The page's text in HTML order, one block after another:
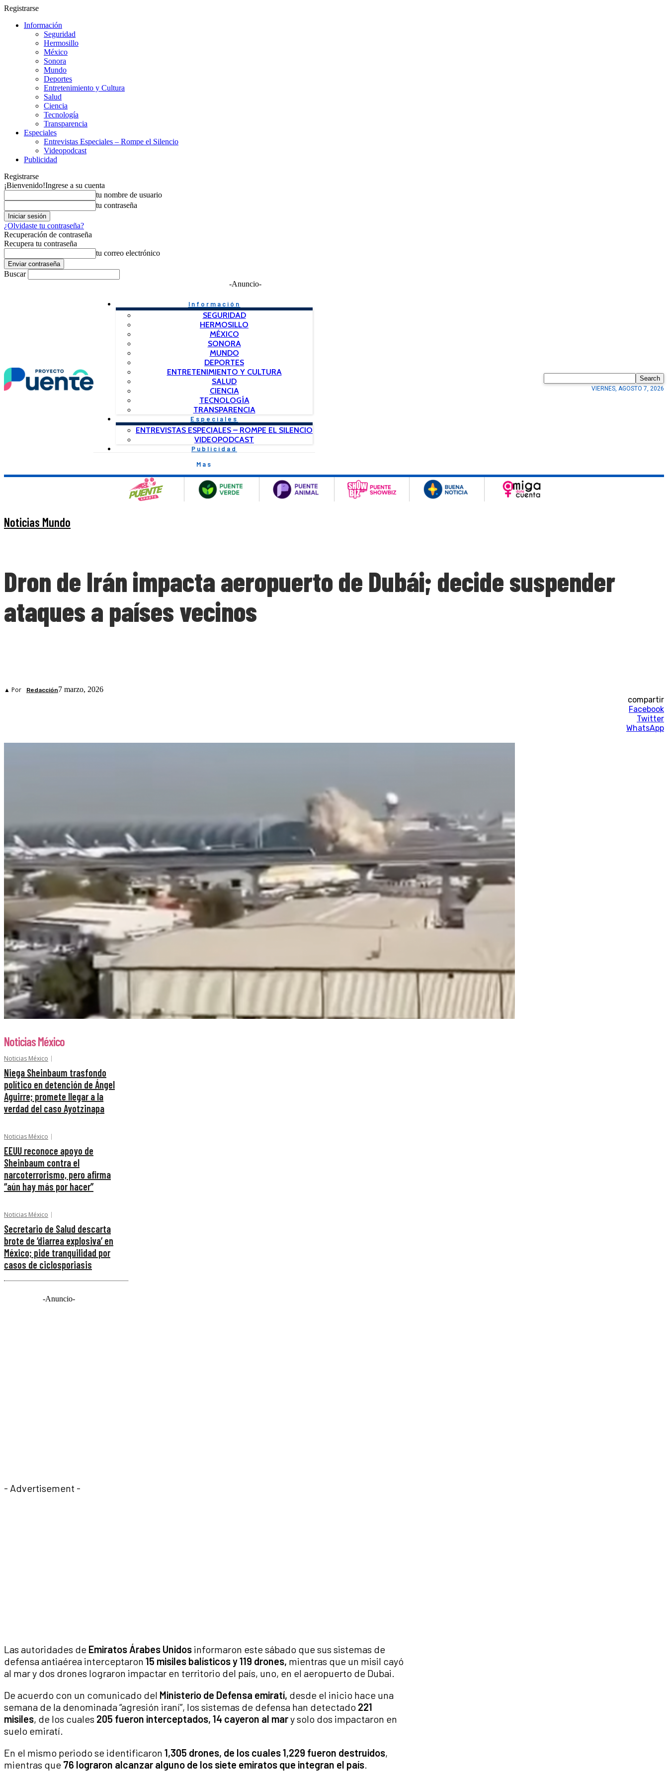
Registrarse
Información
Seguridad
Hermosillo
México
Sonora
Mundo
Deportes
Entretenimiento y Cultura
Salud
Ciencia
Tecnología
Transparencia
Especiales
Entrevistas Especiales – Rompe el Silencio
Videopodcast
Publicidad
Registrarse
¡Bienvenido!Ingrese a su cuenta
tu nombre de usuario
tu contraseña
¿Olvidaste tu contraseña?
Recuperación de contraseña
Recupera tu contraseña
tu correo electrónico
Buscar
-Anuncio-
Información
SEGURIDAD
HERMOSILLO
MÉXICO
SONORA
MUNDO
DEPORTES
ENTRETENIMIENTO Y CULTURA
SALUD
CIENCIA
TECNOLOGÍA
TRANSPARENCIA
Especiales
ENTREVISTAS ESPECIALES – ROMPE EL SILENCIO
VIDEOPODCAST
Publicidad
Mas
Search
VIERNES, AGOSTO 7, 2026
Noticias Mundo
Dron de Irán impacta aeropuerto de Dubái; decide suspender
ataques a países vecinos
▲ Por Redacción7 marzo, 2026
compartir
Facebook
Twitter
WhatsApp
Noticias México
Noticias México
Niega Sheinbaum trasfondo
político en detención de Ángel
Aguirre; promete llegar a la
verdad del caso Ayotzinapa
Noticias México
EEUU reconoce apoyo de
Sheinbaum contra el
narcoterrorismo, pero afirma
“aún hay más por hacer”
Noticias México
Secretario de Salud descarta
brote de ‘diarrea explosiva’ en
México; pide tranquilidad por
casos de ciclosporiasis
-Anuncio-
- Advertisement -
Las autoridades de Emiratos Árabes Unidos informaron este sábado que sus sistemas de
defensa antiaérea interceptaron 15 misiles balísticos y 119 drones, mientras que un misil cayó
al mar y dos drones lograron impactar en territorio del país, uno, en el aeropuerto de Dubai.
De acuerdo con un comunicado del Ministerio de Defensa emiratí, desde el inicio hace una
semana de la denominada “agresión iraní”, los sistemas de defensa han detectado 221
misiles, de los cuales 205 fueron interceptados, 14 cayeron al mary solo dos impactaron en
suelo emiratí.
En el mismo periodo se identificaron 1,305 drones, de los cuales 1,229 fueron destruidos,
mientras que 76 lograron alcanzar alguno de los siete emiratos que integran el país.